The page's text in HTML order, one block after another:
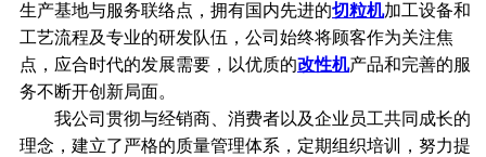
生产基地与服务联络点，拥有国内先进的切粒机加工设备和
工艺流程及专业的研发队伍，公司始终将顾客作为关注焦
点，应合时代的发展需要，以优质的改性机产品和完善的服
务不断开创新局面。
我公司贯彻与经销商、消费者以及企业员工共同成长的
理念，建立了严格的质量管理体系，定期组织培训，努力提